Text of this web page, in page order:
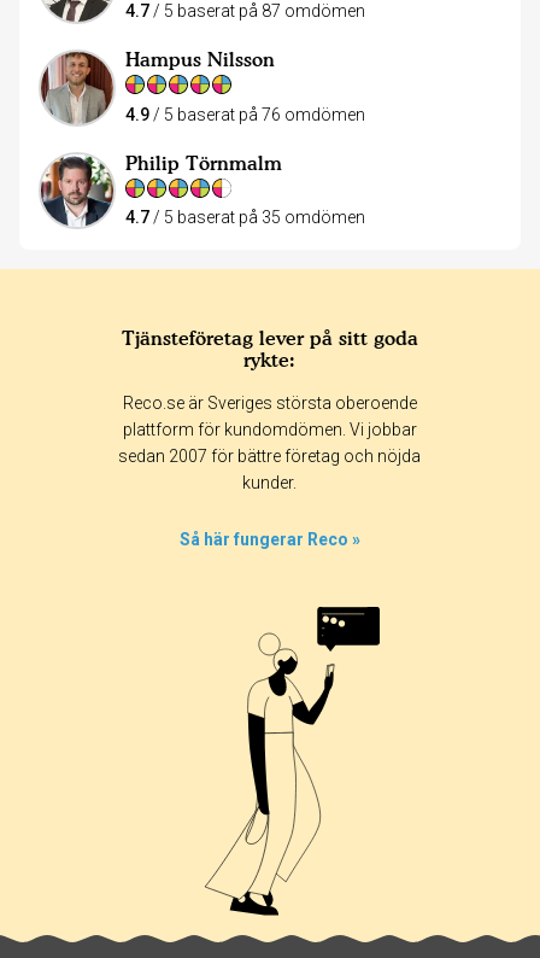
4.7/ 5 baserat på 87 omdömen
Hampus Nilsson
4.9 / 5 baserat på 76 omdömen
Philip Törnmalm
4.7 / 5 baserat på 35 omdömen
Tjänsteföretag lever på sitt goda
rykte:
Reco.se är Sveriges största oberoende
plattform för kundomdömen. Vi jobbar
sedan 2007 för bättre företag och nöjda
kunder.
Så här fungerar Reco »